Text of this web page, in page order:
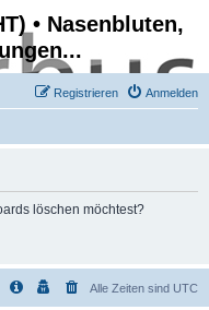
• Nasenbluten,
Anmelden
Registrieren
löschen möchtest?
Alle Zeiten sind UTC